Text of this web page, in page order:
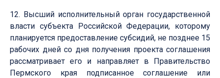
12. Высший исполнительный орган государственной
власти субъекта Российской Федерации, которому
планируется предоставление субсидий, не позднее 15
рабочих дней со дня получения проекта соглашения
рассматривает его и направляет в Правительство
Пермского края подписанное соглашение или